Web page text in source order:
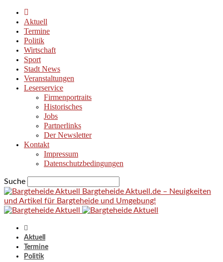
Aktuell
Termine
Politik
Wirtschaft
Sport
Stadt News
Veranstaltungen
Leserservice
Firmenportraits
Historisches
Jobs
Partnerlinks
Der Newsletter
Kontakt
Impressum
Datenschutzbedingungen
Suche
Bargteheide Aktuell.de – Neuigkeiten
und Artikel für Bargteheide und Umgebung!
Aktuell
Termine
Politik